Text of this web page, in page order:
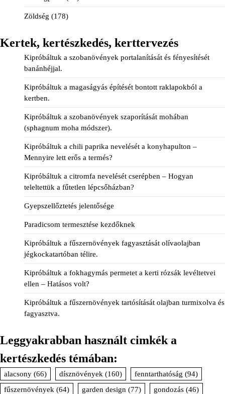
Zöldség (178)
Kertek, kertészkedés, kerttervezés
Kipróbáltuk a szobanövények portalanítását és fényesítését
banánhéjjal.
Kipróbáltuk a magaságyás építését bontott raklapokból a
kertben.
Kipróbáltuk a szobanövények szaporítását mohában
(sphagnum moha módszer).
Kipróbáltuk a chili paprika nevelését a konyhapulton –
Mennyire lett erős a termés?
Kipróbáltuk a citromfa nevelését cserépben – Hogyan
teleltettük a fűtetlen lépcsőházban?
Gyepszellőztetés jelentősége
Paradicsom termesztése kezdőknek
Kipróbáltuk a fűszernövények fagyasztását olívaolajban
jégkockatartóban télire.
Kipróbáltuk a fokhagymás permetet a kerti rózsák levéltetvei
ellen – Hatásos volt?
Kipróbáltuk a fűszernövények tartósítását olajban turmixolva és
fagyasztva.
Leggyakrabban használt cimkék a
kertészkedés témában:
alacsony (66) dísznövények (160) fenntarthatóság (94)
fűszernövények (64) garden design (77) gondozás (46)